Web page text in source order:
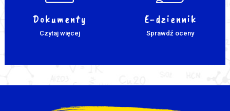
Dokumenty
Czytaj więcej
E-dziennik
Sprawdź oceny